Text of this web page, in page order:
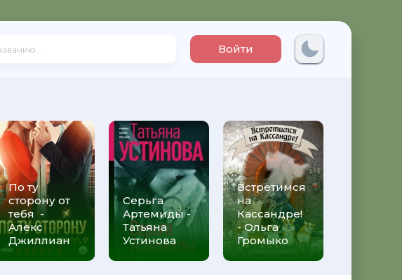
Войти
По ту
сторону от
тебя -
Алекс
Джиллиан
Серьга
Артемиды -
Татьяна
Устинова
Встретимся
на
Кассандре!
- Ольга
Громыко